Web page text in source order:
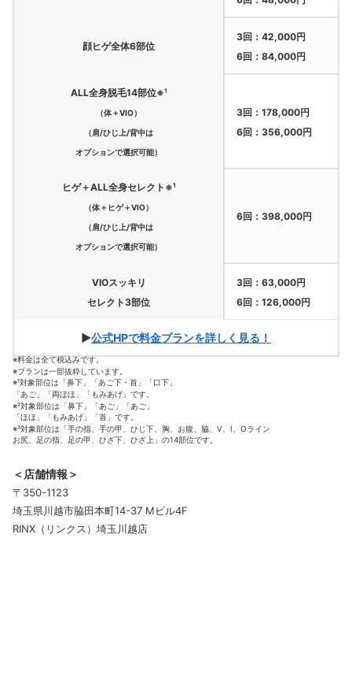
顔ヒゲ全体6部位
3回：42,000円
6回：84,000円
ALL全身脱毛14部位※¹
（体＋VIO）
（肩/ひじ上/背中は
オプションで選択可能）
3回：178,000円
6回：356,000円
ヒゲ＋ALL全身セレクト※¹
（体＋ヒゲ＋VIO）
（肩/ひじ上/背中は
オプションで選択可能）
6回：398,000円
VIOスッキリ
セレクト3部位
3回：63,000円
6回：126,000円
▶公式HPで料金プランを詳しく見る！
※料金は全て税込みです。
※プランは一部抜粋しています。
※¹対象部位は「鼻下」「あご下・首」「口下」
「あご」「両ほほ」「もみあげ」です。
※²対象部位は「鼻下」「あご」「あご」
「ほほ」「もみあげ」「首」です。
※³対象部位は「手の指、手の甲、ひじ下、胸、お腹、脇、V、I、Oライン
お尻、足の指、足の甲、ひざ下、ひざ上」の14部位です。
＜店舗情報＞
〒350-1123
埼玉県川越市脇田本町14-37 Mビル4F
RINX（リンクス）埼玉川越店